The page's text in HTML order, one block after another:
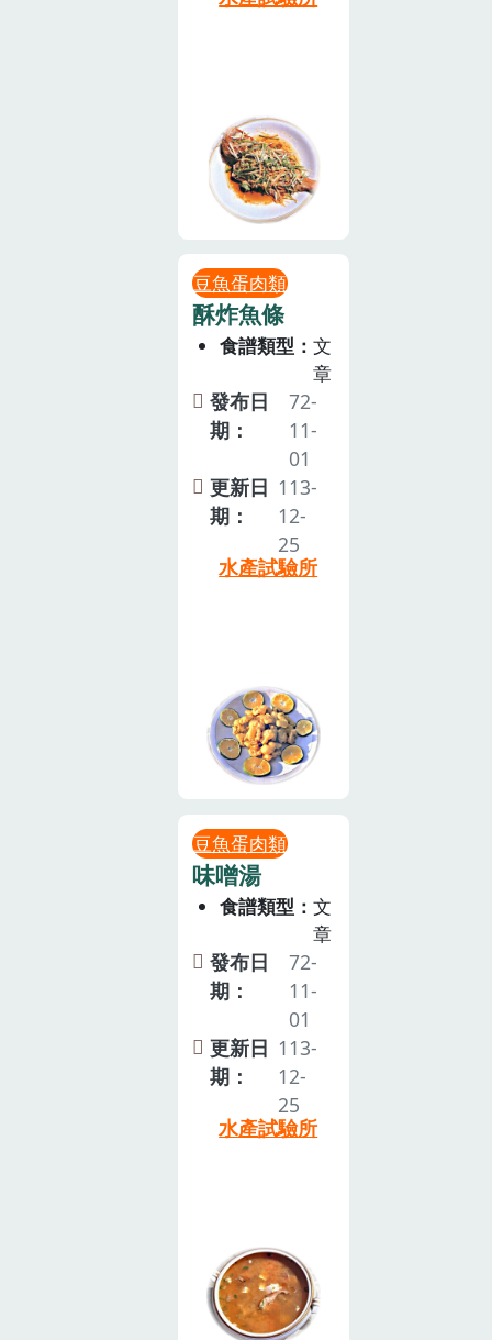
豆魚蛋肉類
酥炸魚條
食譜類型
文
章
發布日
期：
72-
11-
01
更新日
期：
113-
12-
25
水產試驗所
豆魚蛋肉類
味噌湯
食譜類型
文
章
發布日
期：
72-
11-
01
更新日
期：
113-
12-
25
水產試驗所